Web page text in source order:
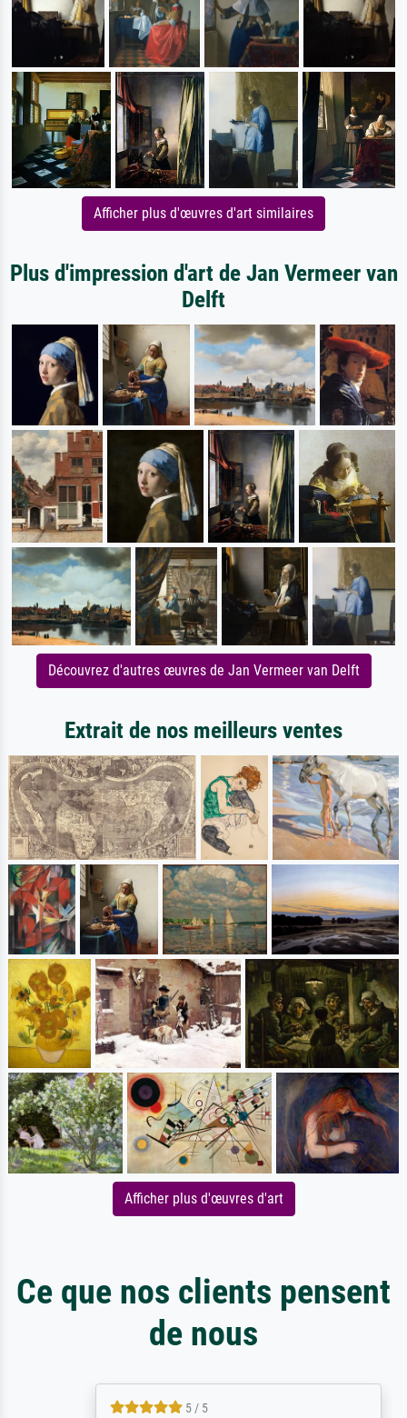
Afficher plus d'œuvres d'art similaires
Plus d'impression d'art de Jan Vermeer van
Delft
Découvrez d'autres œuvres de Jan Vermeer van Delft
Extrait de nos meilleurs ventes
Afficher plus d'œuvres d'art
Ce que nos clients pensent
de nous
5 / 5